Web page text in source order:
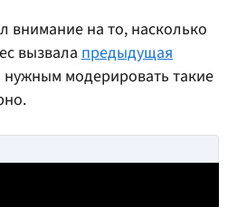
внимание на то, насколько
вызвала предыдущая
нужным модерировать такие